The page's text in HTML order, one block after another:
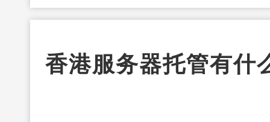
香港服务器托管有什